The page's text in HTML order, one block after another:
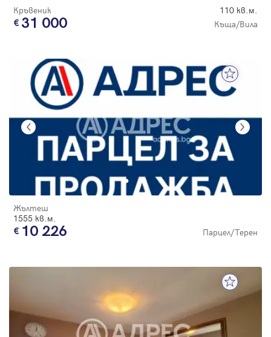
Кръвеник 110 кв.м.
31 000 Къща/Вила
Жълтеш
1555 кв.м.
10 226 Парцел/Терен